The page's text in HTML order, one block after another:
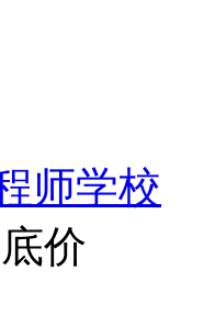
师学校
价